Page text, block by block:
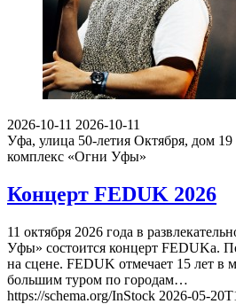
2026-10-11 2026-10-11
Уфа, улица 50-летия Октября, дом 19
комплекс «Огни Уфы»
Концерт FEDUK 2026
11 октября 2026 года в
Уфы» состоится концерт FEDUKа.
на сцене. FEDUK отмечает 15 лет в
большим туром по городам…
https://schema.org/InStock 2026-05-